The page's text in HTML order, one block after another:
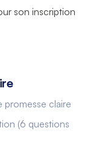
son inscription
promesse claire
(6 questions